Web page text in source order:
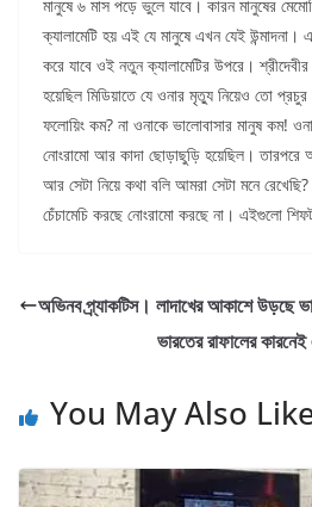
মানুষে ৬ মাস পড়ে ভুলে যাবে। কারন মানুষের
ক্যালামেটি হয় এই যে মানুষে এখন যেই উন্মাদনা।
করে যাবে ওই নতুন ক্যালামেটির উপরে।
হয়েছিল মিডিয়াতে যে ওনার মৃত্যু নিয়েও তো
ফলোয়িং কম? না ওনাকে ভালোবাসার মানুষ কম!
নোংরামো আর কাদা ছোড়াছুড়ি হয়েছিল।
আর সেটা নিয়ে কথা বলি আমরা সেটা মনে
চেঁচামেচি করছে নোংরামো করছে না। এইগুলো
অভিনব প্র্যাকটিস। লাদাখের আকাশে উড়ছে
ভারতের রাফালের
You May Also